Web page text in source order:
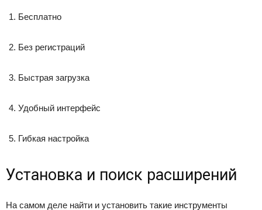
Бесплатно
Без регистраций
Быстрая загрузка
Удобный интерфейс
Гибкая настройка
Установка и поиск расширений
На самом деле найти и установить такие инструменты